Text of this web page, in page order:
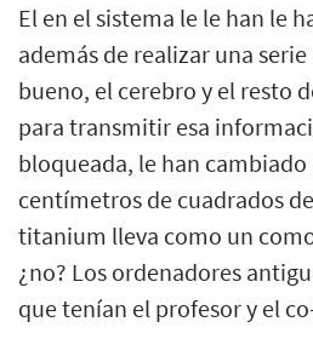
El en el sistema le le han le
además de realizar una
bueno, el cerebro y el resto
para transmitir esa
bloqueada, le han
centímetros de cuadrados
titanium lleva como un
¿no? Los ordenadores
que tenían el profesor y el